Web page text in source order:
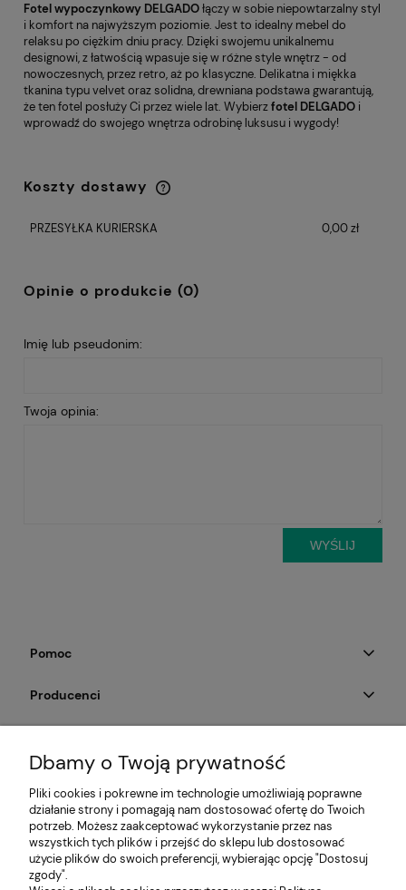
Fotel wypoczynkowy DELGADOłączy w sobie niepowtarzalny styl
i komfort na najwyższym poziomie. Jest to idealny mebel do
relaksu po ciężkim dniu pracy. Dzięki swojemu unikalnemu
designowi, z łatwością wpasuje się w różne style wnętrz - od
nowoczesnych, przez retro, aż po klasyczne. Delikatna i miękka
tkanina typu velvet oraz solidna, drewniana podstawa gwarantują,
że ten fotel posłuży Ci przez wiele lat. Wybierzfotel DELGADO i
wprowadź do swojego wnętrza odrobinę luksusu i wygody!
Koszty dostawy
Cena nie zawiera ewentualnych kosztów
PRZESYŁKA KURIERSKA
0,00 zł
Opinie o produkcie (0)
Imię lub pseudonim:
Twoja opinia:
WYŚLIJ
Pomoc
Producenci
Informacje
Dbamy o Twoją prywatność
Pliki cookies i pokrewne im technologie umożliwiają poprawne
działanie strony i pomagają nam dostosować ofertę do Twoich
potrzeb. Możesz zaakceptować wykorzystanie przez nas
wszystkich tych plików i przejść do sklepu lub dostosować
użycie plików do swoich preferencji, wybierając opcję "Dostosuj
zgody".